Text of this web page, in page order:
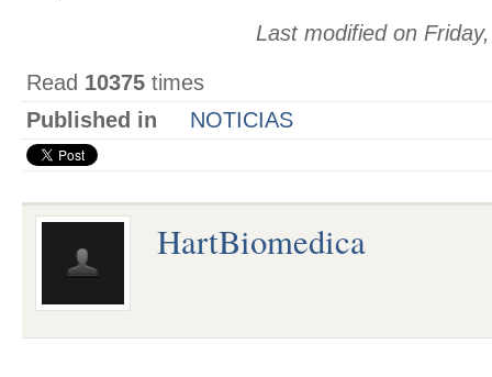
Last modified on
Read 10375 times
Published in
NOTICIAS
HartBiomedica